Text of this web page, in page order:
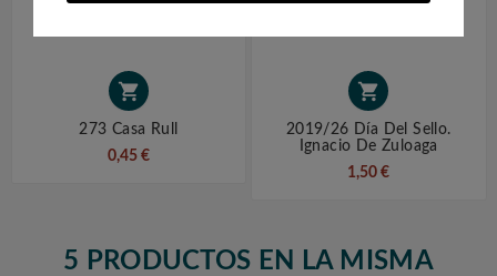

273 Casa Rull
0,45 €

2019/26 Día Del Sello.
Ignacio De Zuloaga
1,50 €
5 PRODUCTOS EN LA MISMA